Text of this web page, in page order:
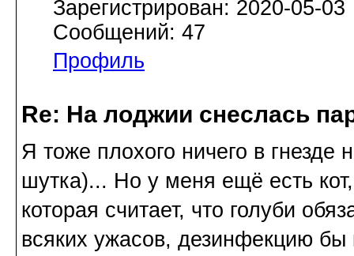
Зарегистрирован: 2020-05-03
Сообщений: 47
Профиль
Re: На лоджии снеслась
Я тоже плохого ничего в гнезде
шутка)... Но у меня ещё есть
которая считает, что голуби
всяких ужасов, дезинфекцию